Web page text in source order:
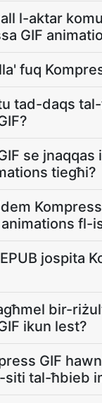
l-aktar
GIF
fuq
tad-daqs
se jnaqqas
tiegħi?
fl-
jospita
bir-
ikun lest?
GIF
siti tal-ħbieb